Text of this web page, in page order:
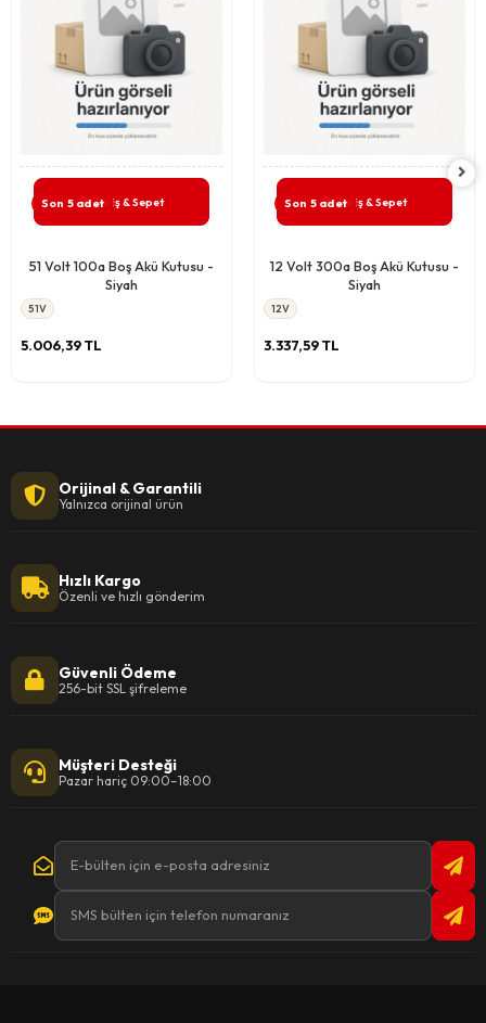
Son 5 adetGiriş & Sepet
51 Volt 100a Boş Akü Kutusu -
Siyah
51V
5.006,39 TL
Son 5 adetGiriş & Sepet
12 Volt 300a Boş Akü Kutusu -
Siyah
12V
3.337,59 TL
Orijinal & Garantili
Yalnızca orijinal ürün
Hızlı Kargo
Özenli ve hızlı gönderim
Güvenli Ödeme
256-bit SSL şifreleme
Müşteri Desteği
Pazar hariç 09:00–18:00